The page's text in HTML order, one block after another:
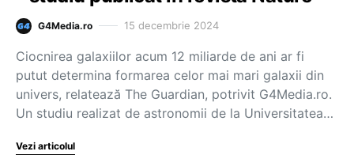
G4Media.ro 15 decembrie 2024
Ciocnirea galaxiilor acum 12 miliarde de ani ar fi
putut determina formarea celor mai mari galaxii din
univers, relatează The Guardian, potrivit G4Media.ro.
Un studiu realizat de astronomii de la Universitatea…
Vezi articolul